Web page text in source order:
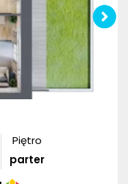
Piętro
parter